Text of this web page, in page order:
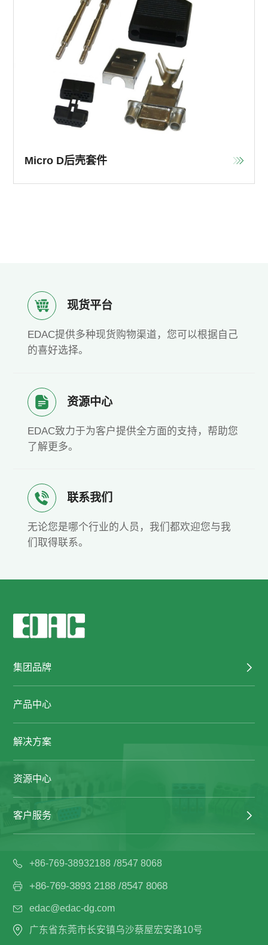
Micro D后壳套件
现货平台
EDAC提供多种现货购物渠道，您可以根据自己
的喜好选择。
资源中心
EDAC致力于为客户提供全方面的支持，帮助您
了解更多。
联系我们
无论您是哪个行业的人员，我们都欢迎您与我
们取得联系。
集团品牌
产品中心
解决方案
资源中心
客户服务
+86-769-38932188 /8547 8068
+86-769-3893 2188 /8547 8068
edac@edac-dg.com
广东省东莞市长安镇乌沙蔡屋宏安路10号